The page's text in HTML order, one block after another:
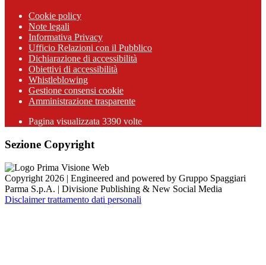
Cookie policy
Note legali
Informativa Privacy
Ufficio Relazioni con il Pubblico
Dichiarazione di accessibilità
Obiettivi di accessibilità
Whistleblowing
Gestione consensi cookie
Amministrazione trasparente
Pagina visualizzata 3390 volte
Sezione Copyright
Copyright 2026 | Engineered and powered by Gruppo Spaggiari
Parma S.p.A. | Divisione Publishing & New Social Media
Disclaimer trattamento dati personali